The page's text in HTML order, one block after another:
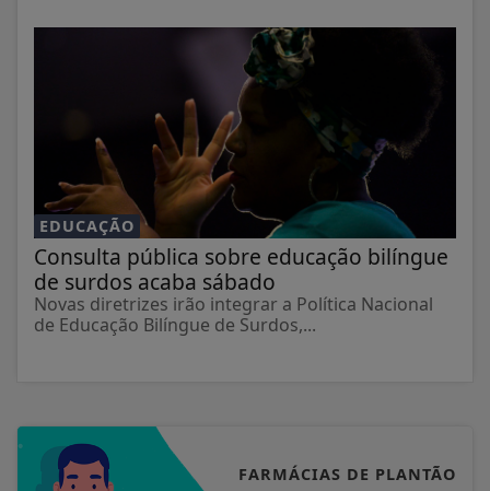
EDUCAÇÃO
Consulta pública sobre educação bilíngue
de surdos acaba sábado
Novas diretrizes irão integrar a Política Nacional
de Educação Bilíngue de Surdos,...
FARMÁCIAS DE PLANTÃO